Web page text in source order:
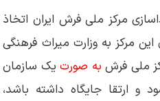
مرکز ملی فرش ایران اتخاذ
مرکز به وزارت میراث فرهنگی
ملی فرش به صورتیک سازمان
و ارتقا جایگاه داشته باشد،